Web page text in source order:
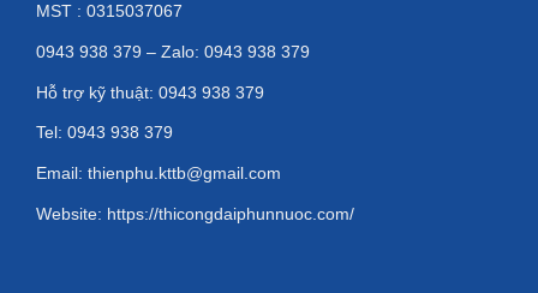
MST : 0315037067
0943 938 379 – Zalo: 0943 938 379
Hỗ trợ kỹ thuật: 0943 938 379
Tel: 0943 938 379
Email: thienphu.kttb@gmail.com
Website: https://thicongdaiphunnuoc.com/